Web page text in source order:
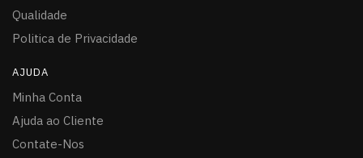
Qualidade
Politica de Privacidade
AJUDA
Minha Conta
Ajuda ao Cliente
Contate-Nos